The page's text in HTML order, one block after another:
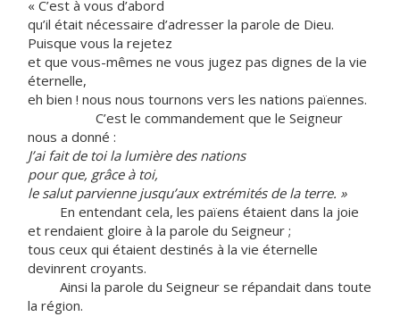
« C’est à vous d’abord
qu’il était nécessaire d’adresser la parole de Dieu.
Puisque vous la rejetez
et que vous-mêmes ne vous jugez pas dignes de la vie
éternelle,
eh bien ! nous nous tournons vers les nations païennes.
C’est le commandement que le Seigneur
nous a donné :
J’ai fait de toi la lumière des nations
pour que, grâce à toi,
le salut parvienne jusqu’aux extrémités de la terre. »
En entendant cela, les païens étaient dans la joie
et rendaient gloire à la parole du Seigneur ;
tous ceux qui étaient destinés à la vie éternelle
devinrent croyants.
Ainsi la parole du Seigneur se répandait dans toute
la région.